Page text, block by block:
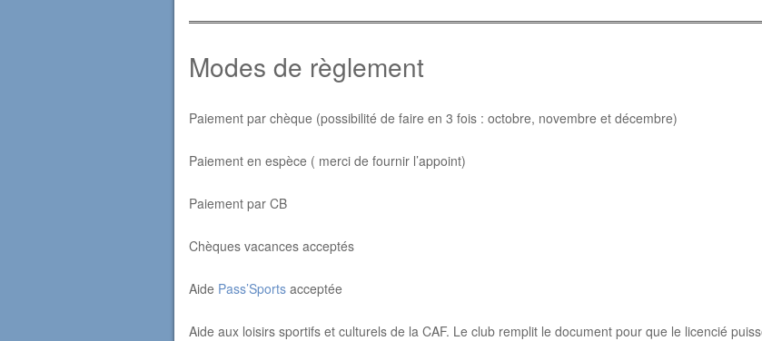
Modes de règlement
Paiement par chèque (possibilité de faire en 3 fois : octobre, novembre et décembre)
Paiement en espèce ( merci de fournir l’appoint)
Paiement par CB
Chèques vacances acceptés
Aide Pass’Sportsacceptée
Aide aux loisirs sportifs et culturels de la CAF. Le club remplit le document pour que le licencié